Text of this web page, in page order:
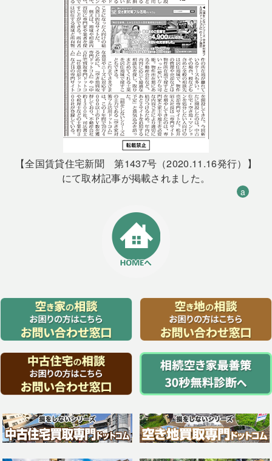
【全国賃貸住宅新聞 第1437号（2020.11.16発行）】
にて取材記事が掲載されました。
a